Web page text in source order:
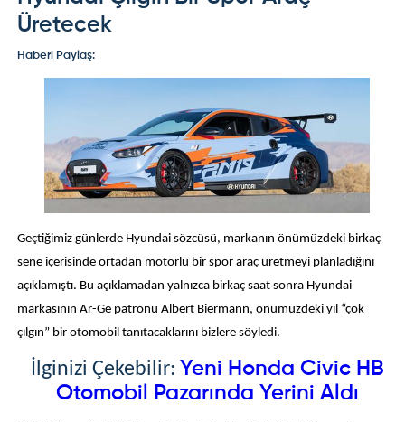
Üretecek
Haberi Paylaş:
Geçtiğimiz günlerde Hyundai sözcüsü, markanın önümüzdeki birkaç
sene içerisinde ortadan motorlu bir spor araç üretmeyi planladığını
açıklamıştı. Bu açıklamadan yalnızca birkaç saat sonra Hyundai
markasının Ar-Ge patronu Albert Biermann, önümüzdeki yıl “çok
çılgın” bir otomobil tanıtacaklarını bizlere söyledi.
İlginizi Çekebilir: Yeni Honda Civic HB
Otomobil Pazarında Yerini Aldı